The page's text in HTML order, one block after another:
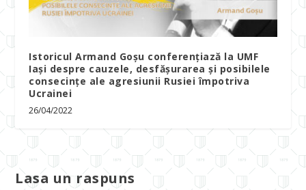
Istoricul Armand Goșu conferențiază la UMF
Iași despre cauzele, desfășurarea și posibilele
consecințe ale agresiunii Rusiei împotriva
Ucrainei
26/04/2022
Lasa un raspuns